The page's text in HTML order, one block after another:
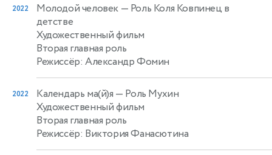
2022 Молодой человек — Роль Коля Ковпинец в
детстве
Художественный фильм
Вторая главная роль
Режиссёр: Александр Фомин
2022 Календарь ма(й)я — Роль Мухин
Художественный фильм
Вторая главная роль
Режиссёр: Виктория Фанасютина